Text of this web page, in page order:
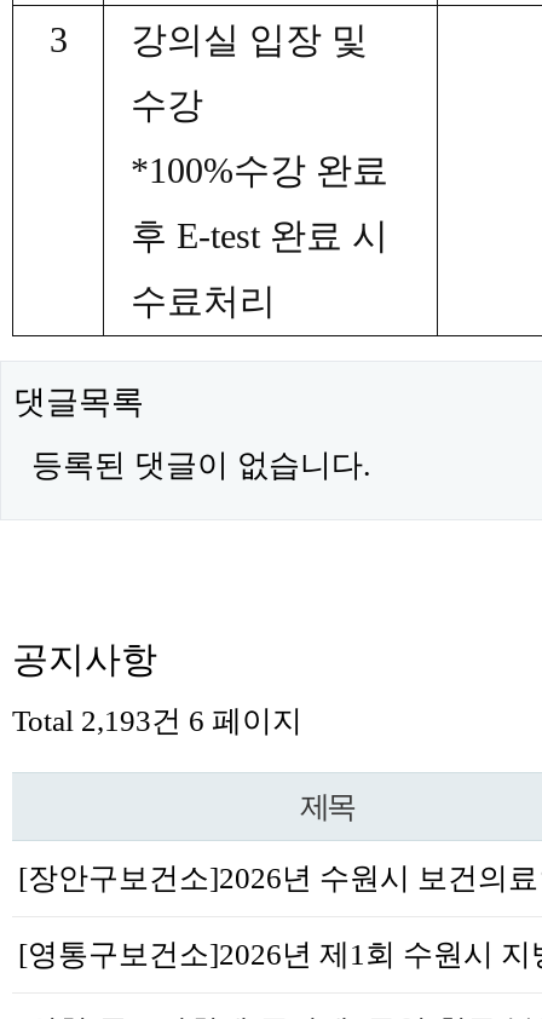
3
강의실 입장 및
수강
*100%수강 완료
후 E-test 완료 시
수료처리
댓글목록
등록된 댓글이 없습니다.
공지사항
Total 2,193건 6 페이지
제목